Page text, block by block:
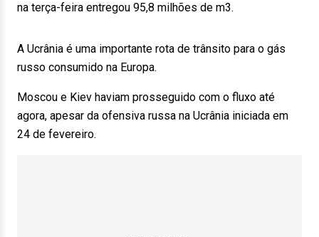
na terça-feira entregou 95,8 milhões de m3.
A Ucrânia é uma importante rota de trânsito para o gás
russo consumido na Europa.
Moscou e Kiev haviam prosseguido com o fluxo até
agora, apesar da ofensiva russa na Ucrânia iniciada em
24 de fevereiro.